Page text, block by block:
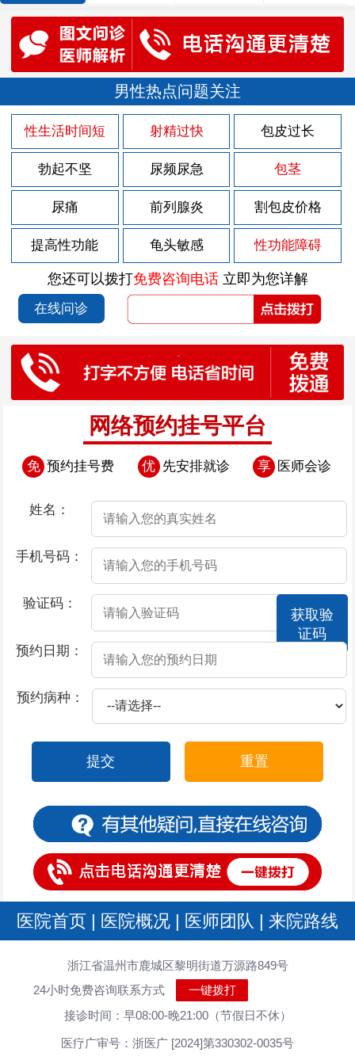
男性热点问题关注
性生活时间短 射精过快 包皮过长
勃起不坚 尿频尿急 包茎
尿痛 前列腺炎 割包皮价格
提高性功能 龟头敏感 性功能障碍
您还可以拨打免费咨询电话立即为您详解
在线问诊
网络预约挂号平台
免 预约挂号费 优 先安排就诊 享 医师会诊
姓名：
手机号码：
验证码：
获取验
证码
预约日期：
预约病种：
提交 重置
医院首页 | 医院概况 | 医师团队 | 来院路线
浙江省温州市鹿城区黎明街道万源路849号
24小时免费咨询联系方式
一键拨打
接诊时间：早08:00-晚21:00（节假日不休）
医疗广审号：浙医广 [2024]第330302-0035号